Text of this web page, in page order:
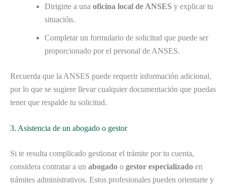
Dirigirte a una oficina local de ANSES y explicar tu
situación.
Completar un formulario de solicitud que puede ser
proporcionado por el personal de ANSES.
Recuerda que la ANSES puede requerir información adicional,
por lo que se sugiere llevar cualquier documentación que puedas
tener que respalde tu solicitud.
3. Asistencia de un abogado o gestor
Si te resulta complicado gestionar el trámite por tu cuenta,
considera contratar a un abogado o gestor especializado en
trámites administrativos. Estos profesionales pueden orientarte y